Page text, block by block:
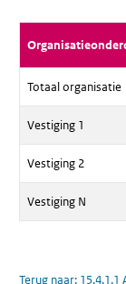
Totaal organisatie
Vestiging 1
Vestiging 2
Vestiging N
Terug naar: